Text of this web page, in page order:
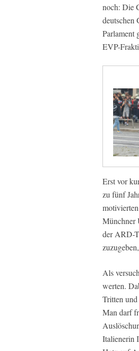
noch: Die
deutschen
Parlament
EVP-
Erst vor
zu fünf
Münchner
der ARD-
Als
werten.
Tritten
Man darf
Italienerin